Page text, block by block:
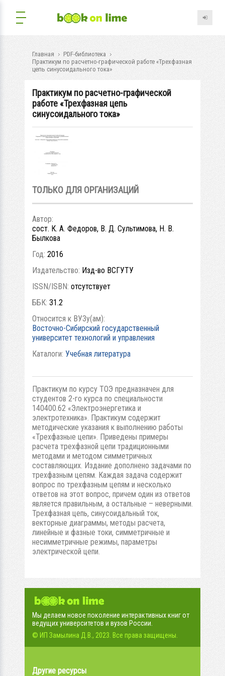
Главная
PDF-библиотека
Практикум по расчетно-графической работе «Трехфазная
цепь синусоидального тока»
Практикум по расчетно-графической
работе «Трехфазная цепь
синусоидального тока»
ТОЛЬКО ДЛЯ ОРГАНИЗАЦИЙ
Автор:
сост. К. А. Федоров, В. Д. Сультимова, Н. В.
Былкова
Год: 2016
Издательство: Изд-во ВСГУТУ
ISSN/ISBN: отсутствует
ББК: 31.2
Относится к ВУЗу(ам):
Восточно-Сибирский государственный
университет технологий и управления
Каталоги: Учебная литература
Практикум по курсу ТОЭ предназначен для
студентов 2-го курса по специальности
140400.62 «Электроэнергетика и
электротехника». Практикум содержит
методические указания к выполнению работы
«Трехфазные цепи». Приведены примеры
расчета трехфазной цепи традиционными
методами и методом симметричных
составляющих. Издание дополнено задачами по
трехфазным цепям. Каждая задача содержит
вопрос по трехфазным цепям и несколько
ответов на этот вопрос, причем один из ответов
является правильным, а остальные – неверными.
Трехфазная цепь, синусоидальный ток,
векторные диаграммы, методы расчета,
линейные и фазные токи, симметричные и
несимметричные режимы, параметры
электрической цепи.
Мы делаем новое поколение интерактивных книг от
ведущих университетов и вузов России.
© ИП Замылина Д.В., 2023. Все права защищены.
Другие ресурсы